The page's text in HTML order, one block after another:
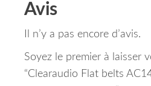
Avis
Il n’y a pas encore d’avis.
Soyez le premier à laisser
“Clearaudio Flat belts